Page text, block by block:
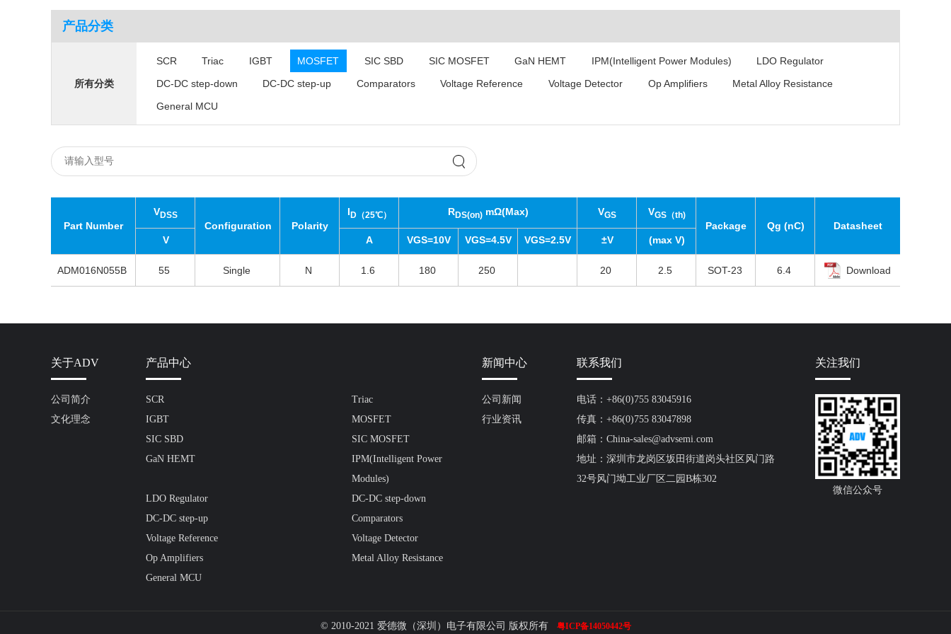
产品分类
所有分类
SCR Triac IGBT MOSFET SIC SBD SIC MOSFET GaN HEMT IPM(Intelligent Power Modules)
LDO Regulator
DC-DC step-down
DC-DC step-up Comparators Voltage Reference Voltage Detector Op Amplifiers
Metal Alloy Resistance
General MCU
Part Number
VDSS
V
Configuration Polarity
ID（25℃）
A
RDS(on) mΩ(Max)
VGS=10V VGS=4.5V VGS=2.5V
VGS
±V
VGS（th)
(max V)
Package Qg (nC) Datasheet
ADM016N055B 55 Single N 1.6 180 250 20 2.5 SOT-23 6.4 Download
关于ADV
公司简介
文化理念
产品中心
SCR
Triac
IGBT
MOSFET
SIC SBD
SIC MOSFET
GaN HEMT
IPM(Intelligent Power
Modules)
LDO Regulator
DC-DC step-down
DC-DC step-up
Comparators
Voltage Reference
Voltage Detector
Op Amplifiers
Metal Alloy Resistance
General MCU
新闻中心
公司新闻
行业资讯
联系我们
电话：+86(0)755 83045916
传真：+86(0)755 83047898
邮箱：China-sales@advsemi.com
地址：深圳市龙岗区坂田街道岗头社区风门路
32号风门坳工业厂区二园B栋302
关注我们
微信公众号
© 2010-2021 爱德微（深圳）电子有限公司 版权所有 粤ICP备14050442号